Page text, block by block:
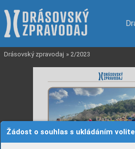
Žádost o souhlas s ukládáním
Drásovský zpravodaj » 2/2023